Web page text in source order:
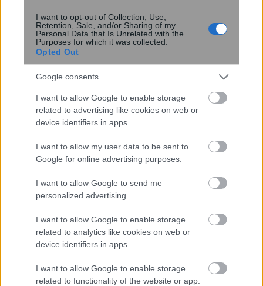
I want to opt-out of Collection, Use,
Retention, Sale, and/or Sharing of my
Personal Data that Is Unrelated with the
Purposes for which it was collected.
Opted Out
Google consents
I want to allow Google to enable storage
related to advertising like cookies on web or
device identifiers in apps.
I want to allow my user data to be sent to
Google for online advertising purposes.
I want to allow Google to send me
personalized advertising.
I want to allow Google to enable storage
related to analytics like cookies on web or
device identifiers in apps.
I want to allow Google to enable storage
related to functionality of the website or app.
, 19 Απριλίου 2018 || Οικονομία
Το πωλητήριο στις τρεις μονάδες της
ΔΕΗ, τα εργασιακά, και οι απεργίες της
ΓΕΝΟΠ
, 16 Απριλίου 2018 || Επιχειρήσεις